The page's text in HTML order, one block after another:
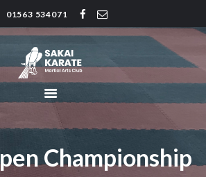
01563 534071
Championship
KARATE CLUB
HISTORY
TIMES